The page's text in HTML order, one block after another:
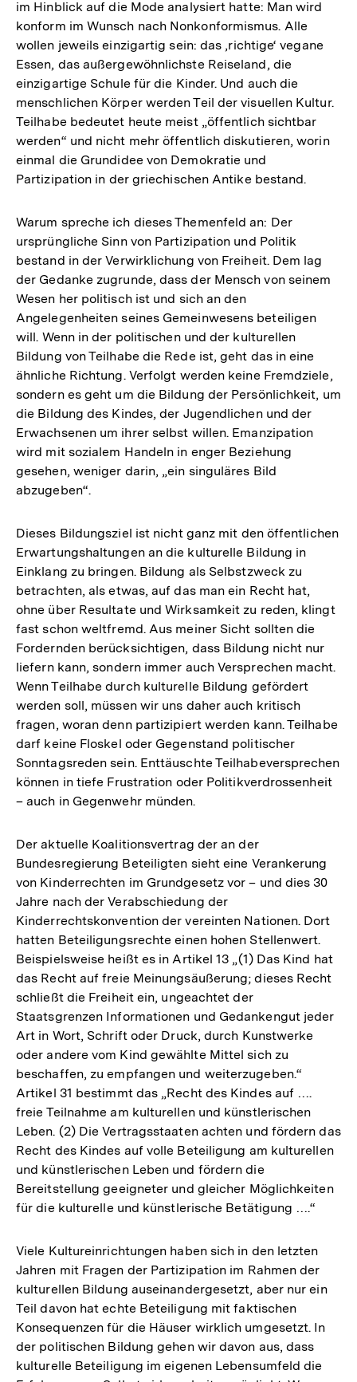
im Hinblick auf die Mode analysiert hatte: Man wird
konform im Wunsch nach Nonkonformismus. Alle
wollen jeweils einzigartig sein: das ‚richtige‘ vegane
Essen, das außergewöhnlichste Reiseland, die
einzigartige Schule für die Kinder. Und auch die
menschlichen Körper werden Teil der visuellen Kultur.
Teilhabe bedeutet heute meist „öffentlich sichtbar
werden“ und nicht mehr öffentlich diskutieren, worin
einmal die Grundidee von Demokratie und
Partizipation in der griechischen Antike bestand.
Warum spreche ich dieses Themenfeld an: Der
ursprüngliche Sinn von Partizipation und Politik
bestand in der Verwirklichung von Freiheit. Dem lag
der Gedanke zugrunde, dass der Mensch von seinem
Wesen her politisch ist und sich an den
Angelegenheiten seines Gemeinwesens beteiligen
will. Wenn in der politischen und der kulturellen
Bildung von Teilhabe die Rede ist, geht das in eine
ähnliche Richtung. Verfolgt werden keine Fremdziele,
sondern es geht um die Bildung der Persönlichkeit, um
die Bildung des Kindes, der Jugendlichen und der
Erwachsenen um ihrer selbst willen. Emanzipation
wird mit sozialem Handeln in enger Beziehung
gesehen, weniger darin, „ein singuläres Bild
abzugeben“.
Dieses Bildungsziel ist nicht ganz mit den öffentlichen
Erwartungshaltungen an die kulturelle Bildung in
Einklang zu bringen. Bildung als Selbstzweck zu
betrachten, als etwas, auf das man ein Recht hat,
ohne über Resultate und Wirksamkeit zu reden, klingt
fast schon weltfremd. Aus meiner Sicht sollten die
Fordernden berücksichtigen, dass Bildung nicht nur
liefern kann, sondern immer auch Versprechen macht.
Wenn Teilhabe durch kulturelle Bildung gefördert
werden soll, müssen wir uns daher auch kritisch
fragen, woran denn partizipiert werden kann. Teilhabe
darf keine Floskel oder Gegenstand politischer
Sonntagsreden sein. Enttäuschte Teilhabeversprechen
können in tiefe Frustration oder Politikverdrossenheit
– auch in Gegenwehr münden.
Der aktuelle Koalitionsvertrag der an der
Bundesregierung Beteiligten sieht eine Verankerung
von Kinderrechten im Grundgesetz vor – und dies 30
Jahre nach der Verabschiedung der
Kinderrechtskonvention der vereinten Nationen. Dort
hatten Beteiligungsrechte einen hohen Stellenwert.
Beispielsweise heißt es in Artikel 13 „(1) Das Kind hat
das Recht auf freie Meinungsäußerung; dieses Recht
schließt die Freiheit ein, ungeachtet der
Staatsgrenzen Informationen und Gedankengut jeder
Art in Wort, Schrift oder Druck, durch Kunstwerke
oder andere vom Kind gewählte Mittel sich zu
beschaffen, zu empfangen und weiterzugeben.“
Artikel 31 bestimmt das „Recht des Kindes auf ….
freie Teilnahme am kulturellen und künstlerischen
Leben. (2) Die Vertragsstaaten achten und fördern das
Recht des Kindes auf volle Beteiligung am kulturellen
und künstlerischen Leben und fördern die
Bereitstellung geeigneter und gleicher Möglichkeiten
für die kulturelle und künstlerische Betätigung ….“
Viele Kultureinrichtungen haben sich in den letzten
Jahren mit Fragen der Partizipation im Rahmen der
kulturellen Bildung auseinandergesetzt, aber nur ein
Teil davon hat echte Beteiligung mit faktischen
Konsequenzen für die Häuser wirklich umgesetzt. In
der politischen Bildung gehen wir davon aus, dass
kulturelle Beteiligung im eigenen Lebensumfeld die